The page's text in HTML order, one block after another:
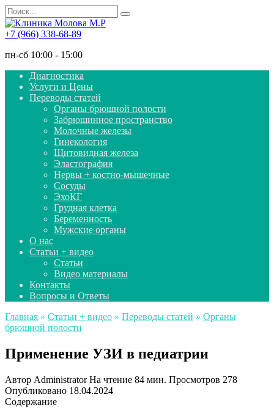
Перейти
к
содержанию
Search
for:
+7 (966) 338-68-89
пн-сб 10:00 - 15:00
Диагностика
Услуги и Цены
Переводы статей
Органы брюшной полости
Забрюшинное пространство
Молочные железы
Гинекология
Щитовидная железа
Эластография
Нервы + костно-мышечные
Сосуды
ЭхоКГ
Грудная клетка
Беременность
Мужские органы
О нас
Статьи + видео
Статьи
Видео материалы
Контакты
Вопросы и Ответы
Главная » Статьи + видео » Переводы статей » Органы
брюшной полости
Применение УЗИ в педиатрии
Автор Administrator На чтение 84 мин. Просмотров 278
Опубликовано 18.04.2024
Содержание